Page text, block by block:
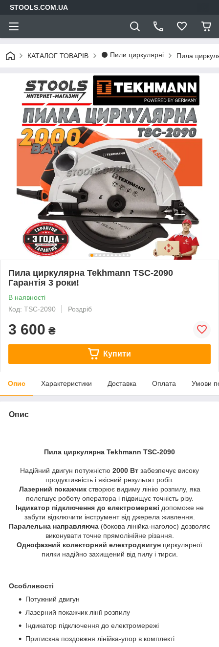
STOOLS.COM.UA
КАТАЛОГ ТОВАРІВ ⚫ Пили циркулярні Пила
Пила циркулярна Tekhmann TSC-2090
Гарантія 3 роки!
В наявності
Код: TSC-2090
Роздріб
3 600 ₴
Купити
Опис Характеристики Доставка Оплата Умови
Опис
Пила циркулярна Tekhmann TSC-2090
Надійний двигун потужністю 2000 Вт забезпечує високу
продуктивність і якісний результат робіт.
Лазерний покажчикстворює видиму лінію розпилу, яка
полегшує роботу оператора і підвищує точність різу.
Індикатор підключення до електромережі допоможе не
забути відключити інструмент від джерела живлення.
Паралельна направляюча (бокова лінійка-наголос) дозволяє
виконувати точне прямолінійне різання.
Однофазний колекторний електродвигун циркулярної
пилки надійно захищений від пилу і тирси.
Особливості
Потужний двигун
Лазерний покажчик лінії розпилу
Індикатор підключення до електромережі
Притискна поздовжня лінійка-упор в комплекті